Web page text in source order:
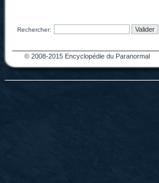
Rechercher:
© 2008-2015 Encyclopédie du Paranormal